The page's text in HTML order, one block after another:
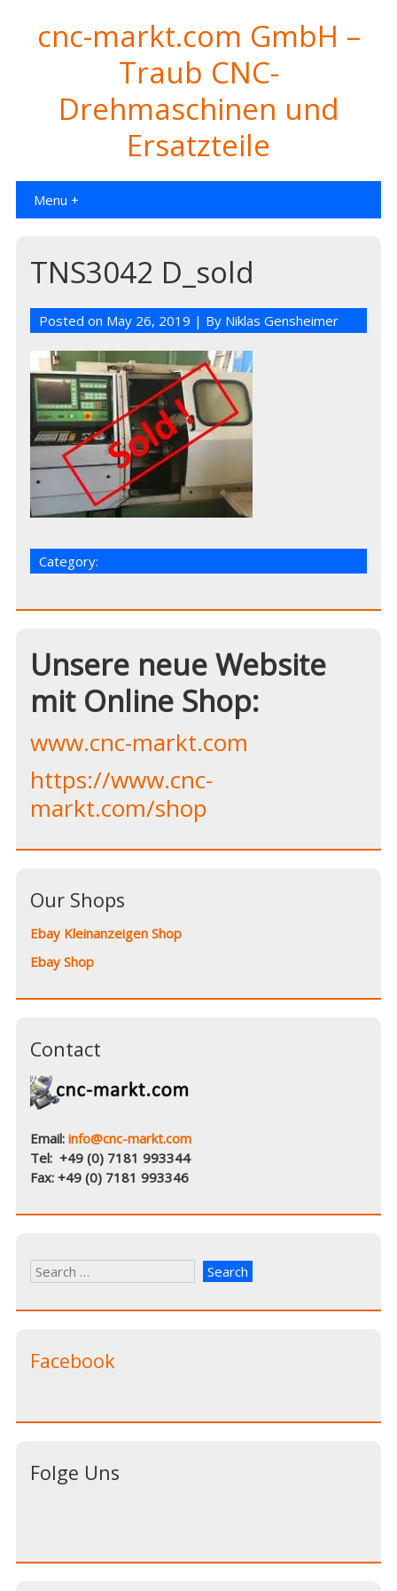
cnc-markt.com GmbH –
Traub CNC-
Drehmaschinen und
Ersatzteile
Menu +
TNS3042 D_sold
Posted on May 26, 2019 | By Niklas Gensheimer
Category:
Unsere neue Website
mit Online Shop:
www.cnc-markt.com
https://www.cnc-
markt.com/shop
Our Shops
Ebay Kleinanzeigen Shop
Ebay Shop
Contact
Email:info@cnc-markt.com
Tel: +49 (0) 7181 993344
Fax: +49 (0) 7181 993346
Facebook
Folge Uns